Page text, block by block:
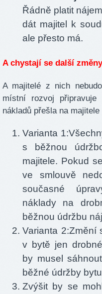
Řádně platit
dát majitel k
ale přesto má.
A chystají se další změny
A majitelé z nich
místní rozvoj
nákladů přešla na majitele
Varianta
s běžnou
majitele. Pokud
ve smlouvě
současné
náklady na
běžnou údržbu
Varianta 2:Změní
v bytě jen
by musel
běžné údržby
Zvýšit by se